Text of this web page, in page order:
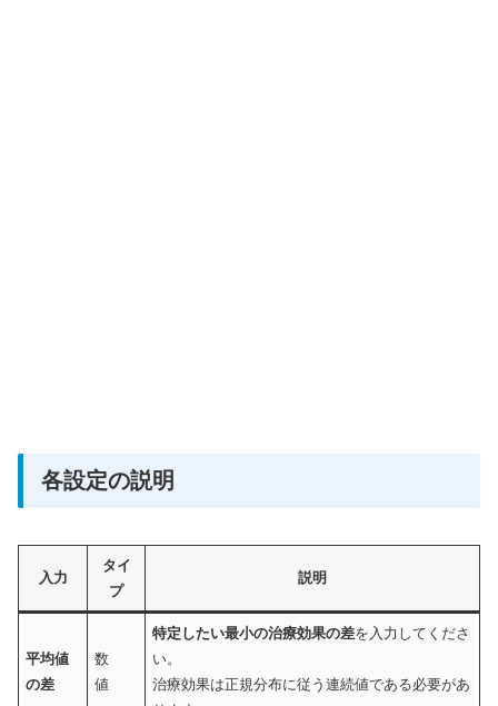
各設定の説明
入力
タイ
プ
説明
平均値
の差
数
値
特定したい最小の治療効果の差を入力してくださ
い。
治療効果は正規分布に従う連続値である必要があ